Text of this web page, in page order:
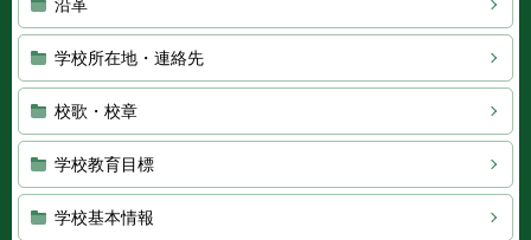
沿革
学校所在地・連絡先
校歌・校章
学校教育目標
学校基本情報